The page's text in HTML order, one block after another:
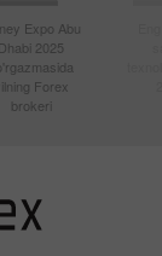
Expo Abu
Dhabi 2025
Forex
brokeri